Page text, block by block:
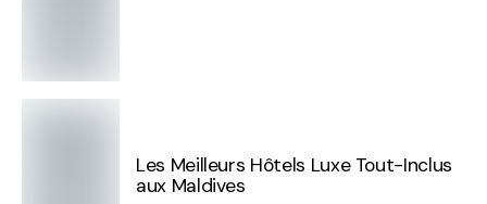
Les Meilleurs Hôtels Luxe Tout-Inclus
aux Maldives